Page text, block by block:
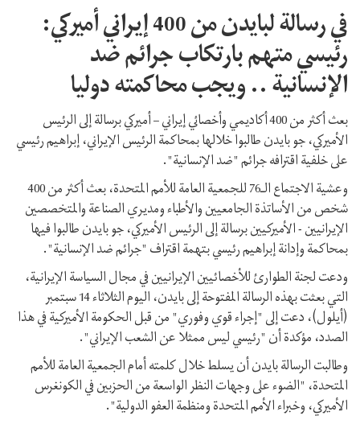
في رسالة لبايدن من 400 إيراني أميركي:
رئيسي متهم بارتكاب جرائم ضد
الإنسانية .. ويجب محاكمته دوليا
بعث أكثر من 400 أكاديمي وأخصائي إيراني – أميركي برسالة إلى الرئيس
الأميركي، جو بايدن طالبوا خلالها بمحاكمة الرئيس الإيراني، إبراهيم رئيسي
على خلفية اقترافه جرائم "ضد الإنسانية".
وعشية الاجتماع الـ76 للجمعية العامة للأمم المتحدة، بعث أكثر من 400
شخص من الأساتذة الجامعيين والأطباء ومديري الصناعة والمتخصصين
الإيرانيين - الأميركيين برسالة إلى الرئيس الأميركي، جو بايدن طالبوا فيها
بمحاكمة وإدانة إبراهيم رئيسي بتهمة اقتراف "جرائم ضد الإنسانية".
ودعت لجنة الطوارئ للأخصائيين الإيرانيين في مجال السياسة الإيرانية،
التي بعثت بهذه الرسالة المفتوحة إلى بايدن، اليوم الثلاثاء 14 سبتمبر
(أيلول)، دعت إلى "إجراء قوي وفوري" من قبل الحكومة الأميركية في هذا
الصدد، مؤكدة أن "رئيسي ليس ممثلا عن الشعب الإيراني".
وطالبت الرسالة بايدن أن يسلط خلال كلمته أمام الجمعية العامة للأمم
المتحدة، "الضوء على وجهات النظر الواسعة من الحزبين في الكونغرس
الأميركي، وخبراء الأمم المتحدة ومنظمة العفو الدولية".